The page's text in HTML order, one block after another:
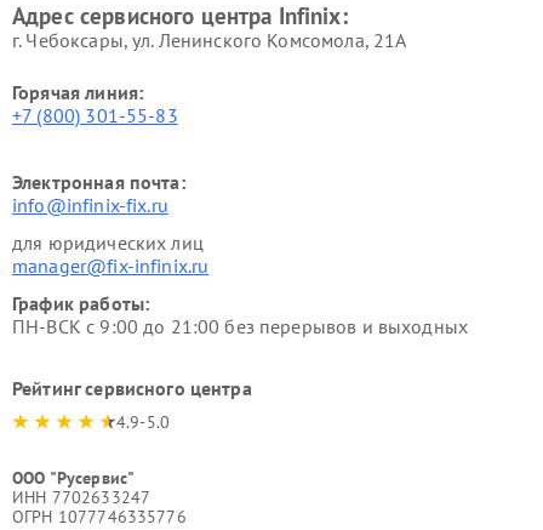
Адрес сервисного центра Infinix:
г. Чебоксары, ул. Ленинского Комсомола, 21А
Горячая линия:
+7 (800) 301-55-83
Электронная почта:
info@infinix-fix.ru
для юридических лиц
manager@fix-infinix.ru
График работы:
ПН-ВСК с 9:00 до 21:00 без перерывов и выходных
Рейтинг сервисного центра
4.9-5.0
ООО "Русервис"
ИНН 7702633247
ОГРН 1077746335776